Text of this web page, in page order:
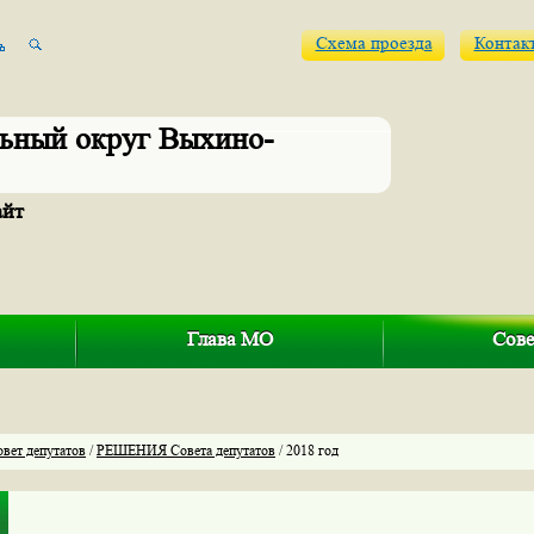
округ Выхино-
Схема проезда
Глава МО
депутатов /РЕШЕНИЯ Совета депутатов / 2018 год